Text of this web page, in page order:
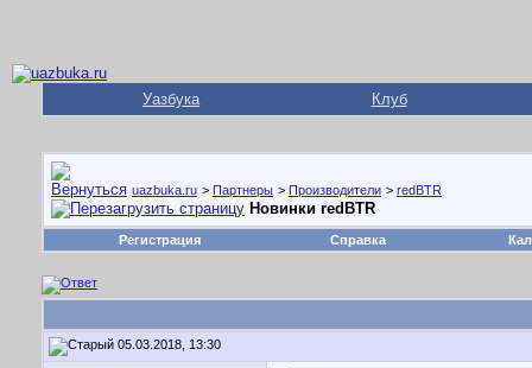
Уазбука Клуб
uazbuka.ru > Партнеры > Производители > redBTR
Новинки redBTR
Регистрация Справка
05.03.2018, 13:30